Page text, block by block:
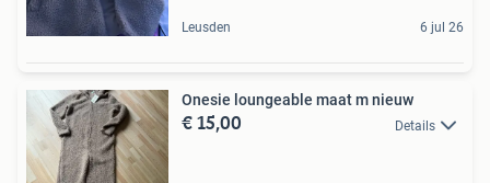
Leusden 6 jul 26
Onesie loungeable maat m nieuw
€ 15,00 Details